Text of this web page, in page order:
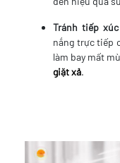
Tránh tiếp
nắng trực tiếp
làm bay mất
giặt xả.